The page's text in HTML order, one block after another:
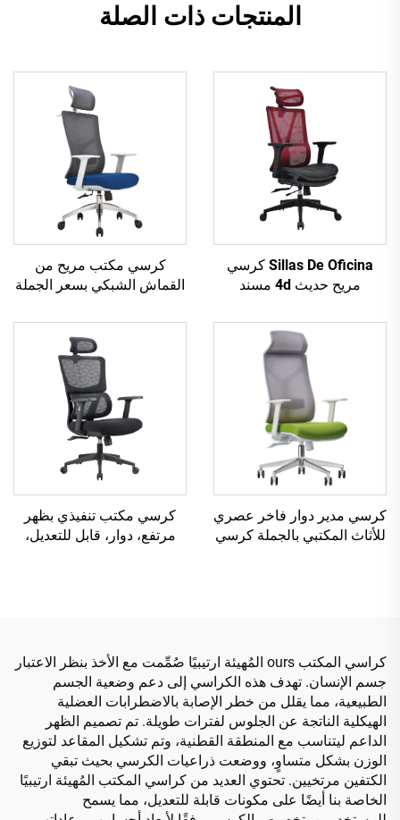
المنتجات ذات الصلة
Sillas De Oficina كرسي
مريح حديث 4d مسند
الأسود شبكي مريح للمكتب
التنفيذي Cadeira De
Escritorio
كرسي مكتب مريح من
القماش الشبكي بسعر الجملة
كرسي مكتب دوار مريح من
القماش الشبكي
كرسي مدير دوار فاخر عصري
للأثاث المكتبي بالجملة كرسي
كرسي مكتب تنفيذي بظهر
مرتفع، دوار، قابل للتعديل،
كراسي المكتب ours المُهيئة ارتيبيًا صُمِّمت مع الأخذ بنظر الاعتبار
جسم الإنسان. تهدف هذه الكراسي إلى دعم وضعية الجسم
الطبيعية، مما يقلل من خطر الإصابة بالاضطرابات العضلية
الهيكلية الناتجة عن الجلوس لفترات طويلة. تم تصميم الظهر
الداعم ليتناسب مع المنطقة القطنية، وتم تشكيل المقاعد لتوزيع
الوزن بشكل متساوٍ، ووضعت ذراعيات الكرسي بحيث تبقي
الكتفين مرتخيين. تحتوي العديد من كراسي المكتب المُهيئة ارتيبيًا
الخاصة بنا أيضًا على مكونات قابلة للتعديل، مما يسمح